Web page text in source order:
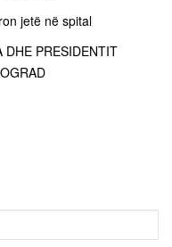
jetë në spital
DHE PRESIDENTIT